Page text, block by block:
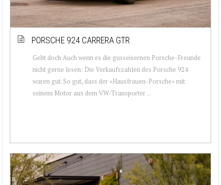
PORSCHE 924 CARRERA GTR
Geht doch Auch wenn es die gusseisernen Porsche-Freunde
nicht gerne lesen: Die Verkaufszahlen des Porsche 924
waren gut. So gut, dass der «Hausfrauen-Porsche» mit
seinem Motor aus dem VW-Transporter ...